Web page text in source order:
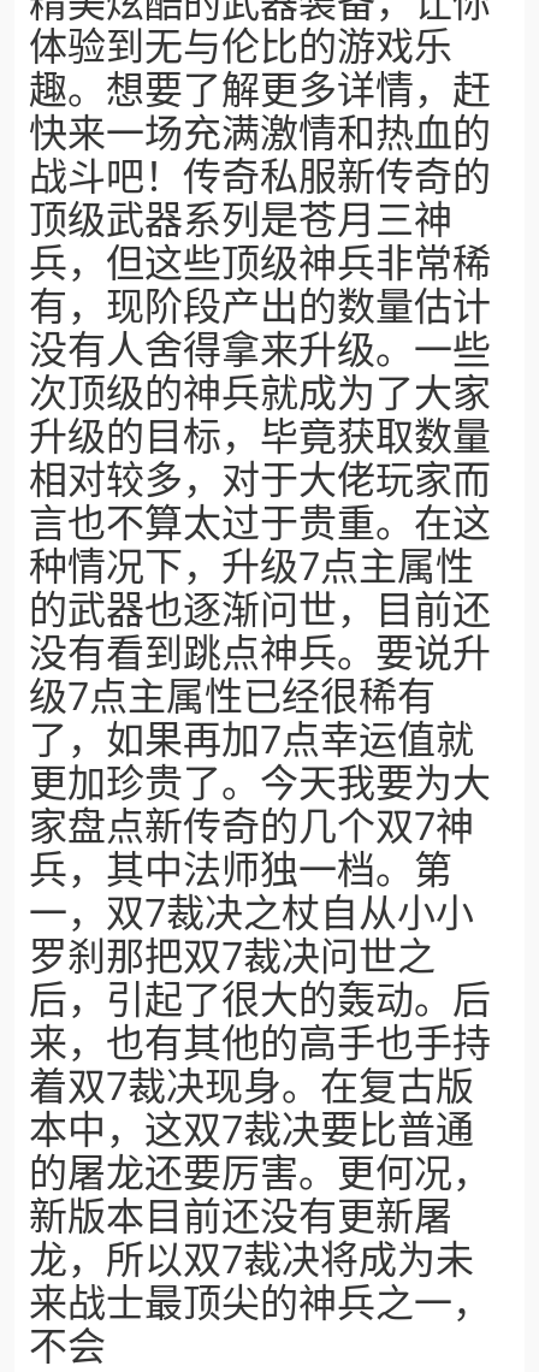
体验到无与伦比的游戏乐
趣。想要了解更多详情，赶
快来一场充满激情和热血的
战斗吧！传奇私服新传奇的
顶级武器系列是苍月三神
兵，但这些顶级神兵非常稀
有，现阶段产出的数量估计
没有人舍得拿来升级。一些
次顶级的神兵就成为了大家
升级的目标，毕竟获取数量
相对较多，对于大佬玩家而
言也不算太过于贵重。在这
种情况下，升级7点主属性
的武器也逐渐问世，目前还
没有看到跳点神兵。要说升
级7点主属性已经很稀有
了，如果再加7点幸运值就
更加珍贵了。今天我要为大
家盘点新传奇的几个双7神
兵，其中法师独一档。第
一，双7裁决之杖自从小小
罗刹那把双7裁决问世之
后，引起了很大的轰动。后
来，也有其他的高手也手持
着双7裁决现身。在复古版
本中，这双7裁决要比普通
的屠龙还要厉害。更何况，
新版本目前还没有更新屠
龙，所以双7裁决将成为未
来战士最顶尖的神兵之一，
不会